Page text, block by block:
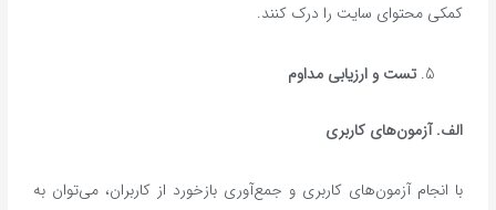
کمکی محتوای سایت را درک کنند.
تست و ارزیابی مداوم
الف.آزمون‌های کاربری
با انجام آزمون‌های کاربری و جمع‌آوری بازخورد از کاربران، می‌توان به